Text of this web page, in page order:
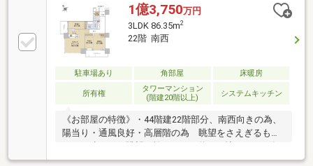
設置し、約5.5帖の居室にも収納を確保。リビングは横
幅にゆとりがあり、視界が大きく開けた心地よい空間
設計が魅力。明るい陽光が室内に広がり、のびやかで
快適な暮らしを実現します。
1億3,750万円
3LDK 86.35m2
22階 南西
駐車場あり 角部屋 床暖房
所有権
タワーマンション
(階建20階以上)
システムキッチン
《お部屋の特徴》・44階建22階部分、南西向きの為、
陽当り・通風良好・高層階の為 眺望をさえぎるもの
後未入居・南西向き、北西向きの二面バルコニー・シ